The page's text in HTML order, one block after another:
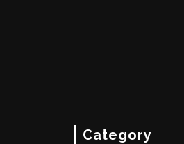
Category